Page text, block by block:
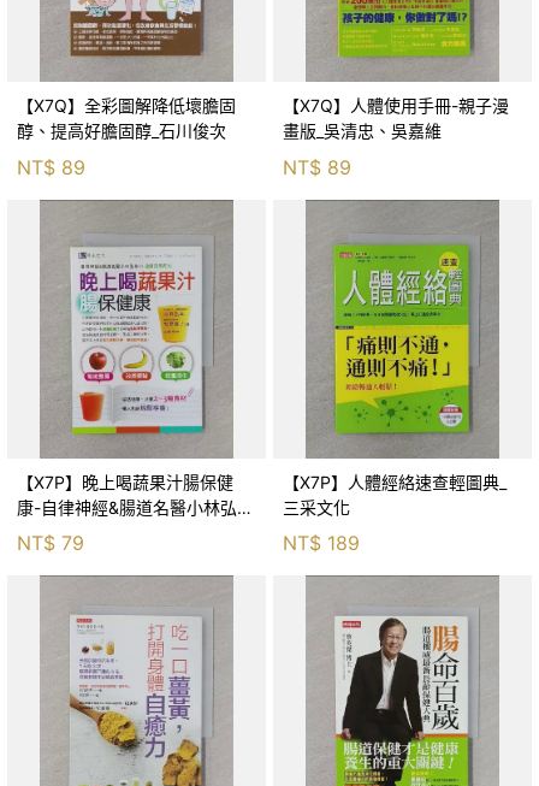
【X7Q】全彩圖解降低壞膽固
醇、提高好膽固醇_石川俊次
NT$ 89
【X7Q】人體使用手冊-親子漫
畫版_吳清忠、吳嘉維
NT$ 89
【X7P】晚上喝蔬果汁腸保健
康-自律神經&腸道名醫小林弘幸
的健康蔬果配方_小林弘幸、牧
野直子
NT$ 79
【X7P】人體經絡速查輕圖典_
三采文化
NT$ 189